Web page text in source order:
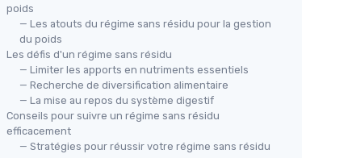
poids
— Les atouts du régime sans résidu pour la gestion
du poids
Les défis d'un régime sans résidu
— Limiter les apports en nutriments essentiels
— Recherche de diversification alimentaire
— La mise au repos du système digestif
Conseils pour suivre un régime sans résidu
efficacement
— Stratégies pour réussir votre régime sans résidu